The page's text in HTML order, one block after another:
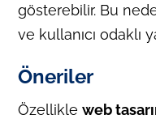
gösterebilir. Bu
ve kullanıcı odaklı
Öneriler
Özellikleweb